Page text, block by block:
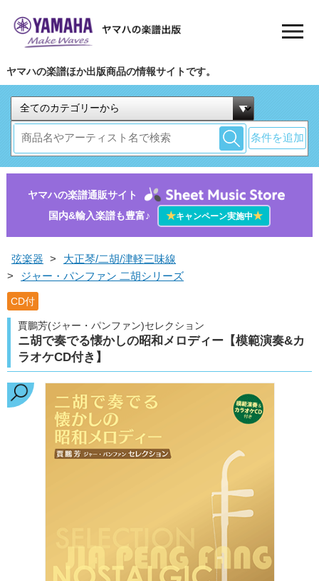
ヤマハの楽譜ほか出版商品の情報サイトです。
条件を追加
ヤマハの楽譜通販サイト
国内&輸入楽譜も豊富♪
★キャンペーン実施中★
弦楽器 >
大正琴/二胡/津軽三味線
>
ジャー・パンファン 二胡シリーズ
CD付
賈鵬芳(ジャー・パンファン)セレクション
ニ胡で奏でる懐かしの昭和メロディー【模範演奏&カ
ラオケCD付き】